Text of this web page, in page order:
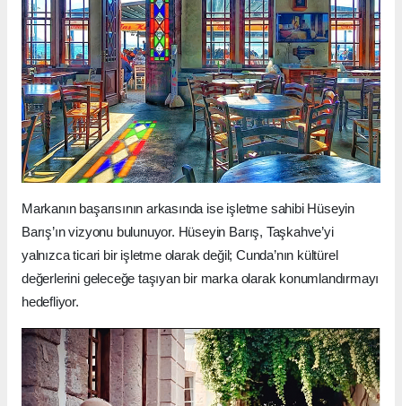
Markanın başarısının arkasında ise işletme sahibi Hüseyin
Barış’ın vizyonu bulunuyor. Hüseyin Barış, Taşkahve’yi
yalnızca ticari bir işletme olarak değil; Cunda’nın kültürel
değerlerini geleceğe taşıyan bir marka olarak konumlandırmayı
hedefliyor.